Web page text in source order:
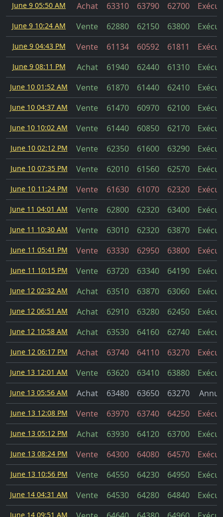
June 9 05:50 AM Achat 63310 63790 62700
June 9 10:24 AM Vente 62880 62150 63800
June 9 04:43 PM Vente 61134 60592 61811
June 9 08:11 PM Achat 61940 62440 61310
June 10 01:52 AM Vente 61870 61440 62410
June 10 04:37 AM Vente 61470 60970 62100
June 10 10:02 AM Vente 61440 60850 62170
June 10 02:12 PM Vente 62350 61600 63290
June 10 07:35 PM Vente 62010 61560 62570
June 10 11:24 PM Vente 61630 61070 62320
June 11 04:01 AM Vente 62800 62320 63400
June 11 10:30 AM Vente 63010 62320 63870
June 11 05:41 PM Vente 63330 62950 63800
June 11 10:15 PM Vente 63720 63340 64190
June 12 02:32 AM Achat 63510 63870 63060
June 12 06:51 AM Achat 62910 63280 62450
June 12 10:58 AM Achat 63530 64160 62740
June 12 06:17 PM Achat 63740 64110 63270
June 13 12:01 AM Vente 63620 63410 63880
June 13 05:56 AM Achat 63480 63650 63270
June 13 12:08 PM Vente 63970 63740 64250
June 13 05:12 PM Achat 63930 64120 63700
June 13 08:24 PM Vente 64300 64080 64570
June 13 10:56 PM Vente 64550 64230 64950
June 14 04:31 AM Vente 64530 64280 64840
June 14 09:51 AM